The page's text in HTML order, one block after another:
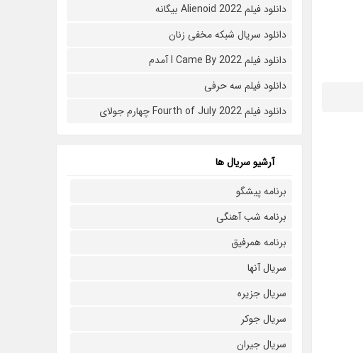
دانلود فیلم Alienoid 2022 بیگانه
دانلود سریال شبکه مخفی زنان
دانلود فیلم I Came By 2022 آمدم
دانلود فیلم سه حرفی
دانلود فیلم Fourth of July 2022 چهارم جولای
آرشیو سریال ها
برنامه پیشگو
برنامه شب آهنگی
برنامه همرفیق
سریال آنها
سریال جزیره
سریال جوکر
سریال جیران